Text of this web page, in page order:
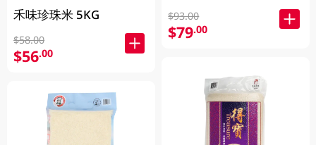
禾味珍珠米 5KG
$58.00
$56.00
$93.00
$79.00